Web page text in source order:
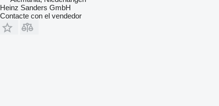
Heinz Sanders GmbH
Contacte con el vendedor